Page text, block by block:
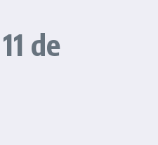
de